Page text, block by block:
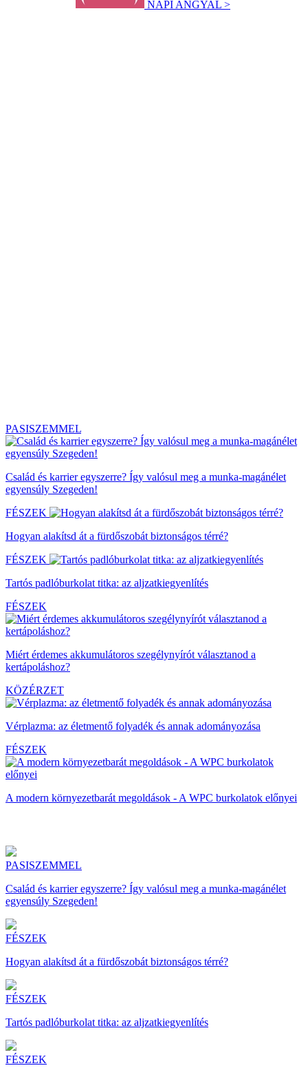
NAPI ANGYAL >
PASISZEMMEL
Család és karrier egyszerre? Így valósul meg a munka-magánélet
egyensúly Szegeden!
FÉSZEK
Hogyan alakítsd át a fürdőszobát biztonságos térré?
FÉSZEK
Tartós padlóburkolat titka: az aljzatkiegyenlítés
FÉSZEK
Miért érdemes akkumulátoros szegélynyírót választanod a
kertápoláshoz?
KÖZÉRZET
Vérplazma: az életmentő folyadék és annak adományozása
FÉSZEK
A modern környezetbarát megoldások - A WPC burkolatok előnyei
PASISZEMMEL
Család és karrier egyszerre? Így valósul meg a munka-magánélet
egyensúly Szegeden!
FÉSZEK
Hogyan alakítsd át a fürdőszobát biztonságos térré?
FÉSZEK
Tartós padlóburkolat titka: az aljzatkiegyenlítés
FÉSZEK